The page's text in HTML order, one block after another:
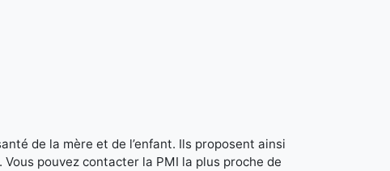
de la mère et de l’enfant. Ils proposent ainsi
pouvez contacter la PMI la plus proche de